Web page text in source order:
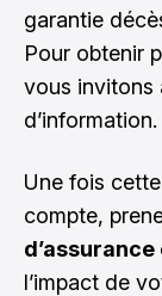
garantie
Pour obtenir
vous invitons
d’information.
Une fois
compte,
l’impact de